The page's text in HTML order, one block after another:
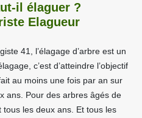
il élaguer ?
Elagueur
41, l’élagage d’arbre est un
c’est d’atteindre l’objectif
au moins une fois par an sur
ans. Pour des arbres âgés de
tous les deux ans. Et tous les